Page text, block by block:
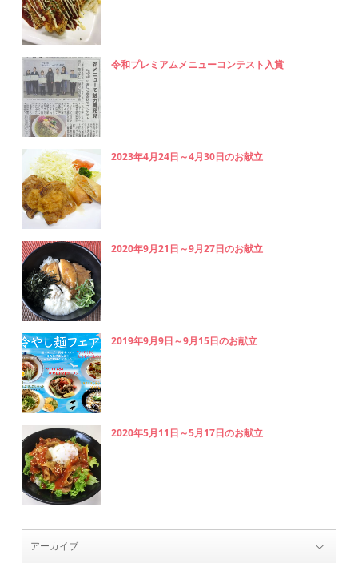
令和プレミアムメニューコンテスト入賞
2023年4月24日～4月30日のお献立
2020年9月21日～9月27日のお献立
2019年9月9日～9月15日のお献立
2020年5月11日～5月17日のお献立